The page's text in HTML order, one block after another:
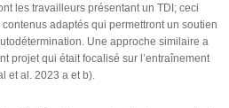
les travailleurs présentant un TDI; ceci
adaptés qui permettront un soutien
Une approche similaire a
projet qui était focalisé sur l’entraînement
et al. 2023 a et b).